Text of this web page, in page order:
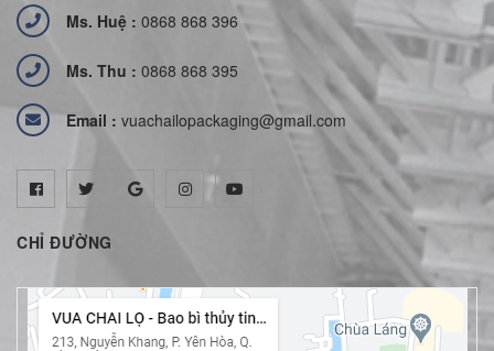
Ms. Huệ : 0868 868 396
Ms. Thu : 0868 868 395
Email : vuachailopackaging@gmail.com
CHỈ ĐƯỜNG